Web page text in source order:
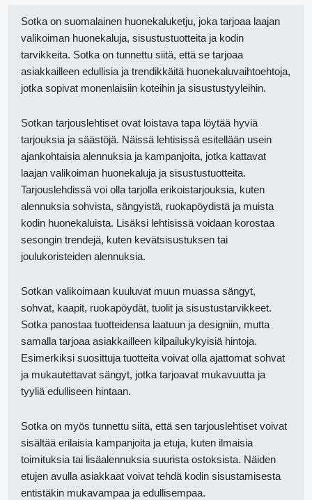
Sotka on suomalainen huonekaluketju, joka tarjoaa laajan
valikoiman huonekaluja, sisustustuotteita ja kodin
tarvikkeita. Sotka on tunnettu siitä, että se tarjoaa
asiakkailleen edullisia ja trendikkäitä huonekaluvaihtoehtoja,
jotka sopivat monenlaisiin koteihin ja sisustustyyleihin.
Sotkan tarjouslehtiset ovat loistava tapa löytää hyviä
tarjouksia ja säästöjä. Näissä lehtisissä esitellään usein
ajankohtaisia alennuksia ja kampanjoita, jotka kattavat
laajan valikoiman huonekaluja ja sisustustuotteita.
Tarjouslehdissä voi olla tarjolla erikoistarjouksia, kuten
alennuksia sohvista, sängyistä, ruokapöydistä ja muista
kodin huonekaluista. Lisäksi lehtisissä voidaan korostaa
sesongin trendejä, kuten kevätsisustuksen tai
joulukoristeiden alennuksia.
Sotkan valikoimaan kuuluvat muun muassa sängyt,
sohvat, kaapit, ruokapöydät, tuolit ja sisustustarvikkeet.
Sotka panostaa tuotteidensa laatuun ja designiin, mutta
samalla tarjoaa asiakkailleen kilpailukykyisiä hintoja.
Esimerkiksi suosittuja tuotteita voivat olla ajattomat sohvat
ja mukautettavat sängyt, jotka tarjoavat mukavuutta ja
tyyliä edulliseen hintaan.
Sotka on myös tunnettu siitä, että sen tarjouslehtiset voivat
sisältää erilaisia kampanjoita ja etuja, kuten ilmaisia
toimituksia tai lisäalennuksia suurista ostoksista. Näiden
etujen avulla asiakkaat voivat tehdä kodin sisustamisesta
entistäkin mukavampaa ja edullisempaa.